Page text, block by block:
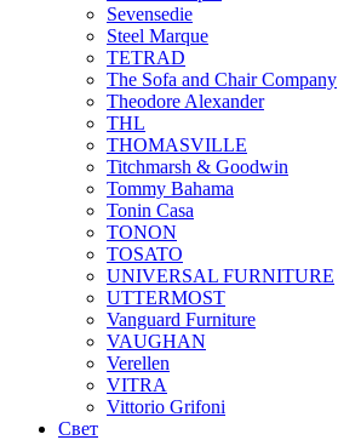
Sevensedie
Steel Marque
TETRAD
The Sofa and Chair Company
Theodore Alexander
THL
THOMASVILLE
Titchmarsh & Goodwin
Tommy Bahama
Tonin Casa
TONON
TOSATO
UNIVERSAL FURNITURE
UTTERMOST
Vanguard Furniture
VAUGHAN
Verellen
VITRA
Vittorio Grifoni
Свет